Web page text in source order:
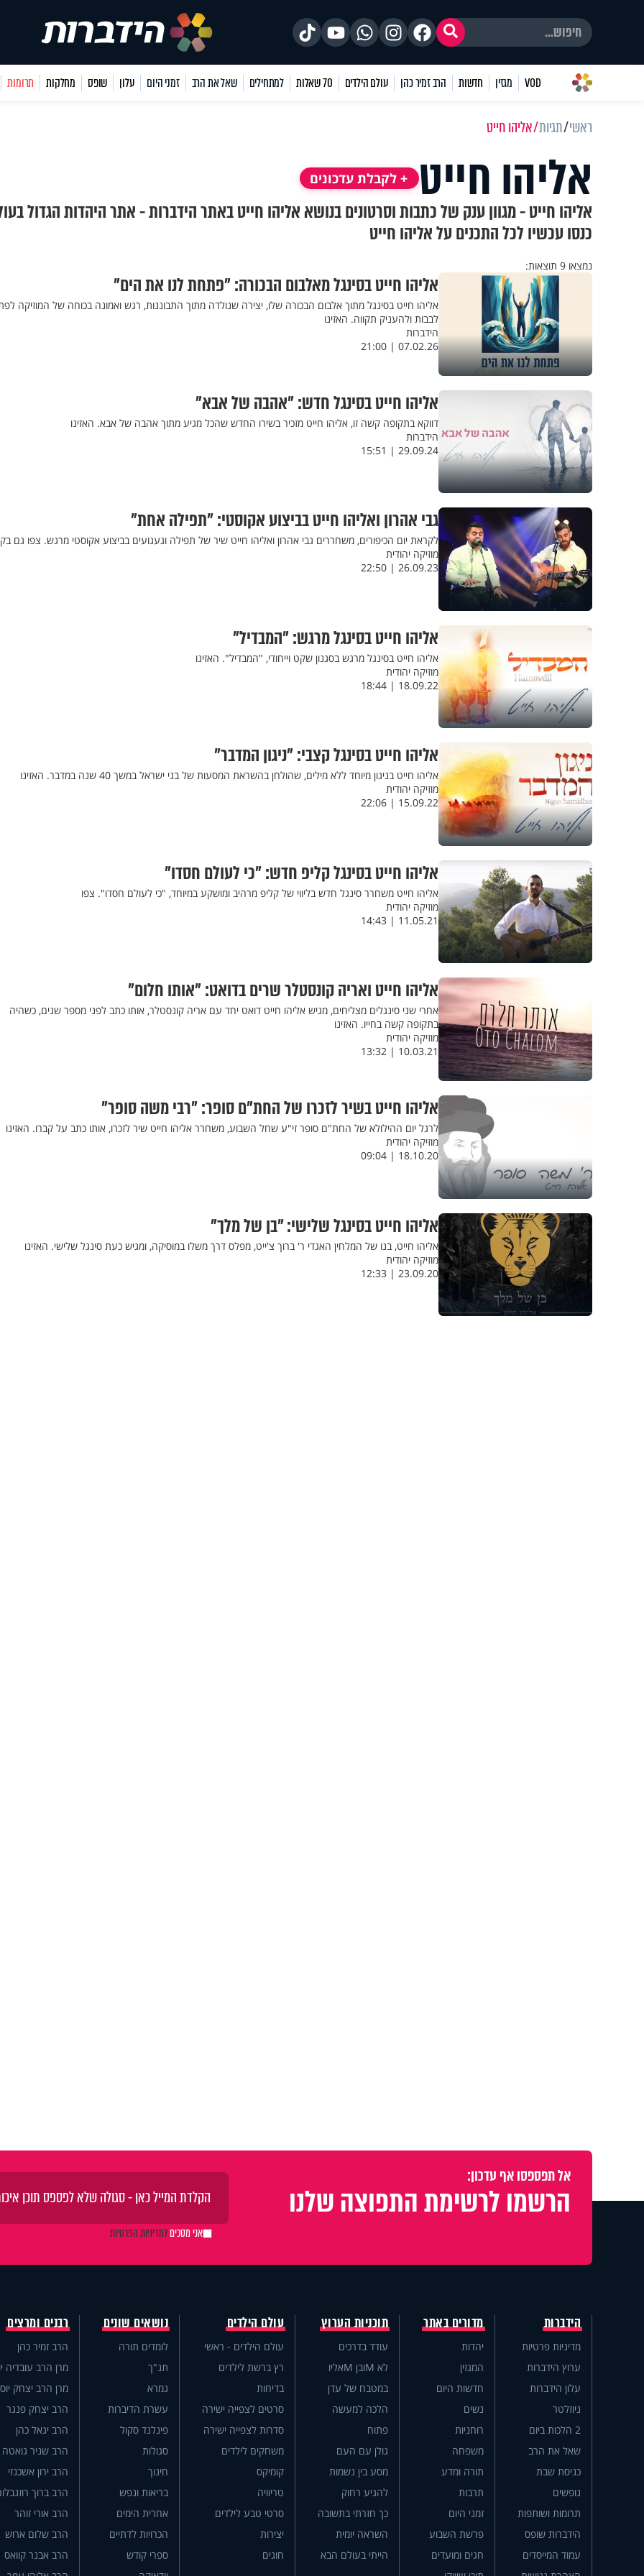
VOD מגזין חדשות הרב זמיר כהן עולם הילדים 70 שאלות למתחילים שאל את הרב זמני היום עלון שופס מחלקות תרומות
ראשי תגיות אליהו חייט
אליהו חייט + לקבלת עדכונים
אליהו חייט - מגוון ענק של כתבות וסרטונים בנושא אליהו חייט באתר הידברות - אתר היהדות הגדול
כנסו עכשיו לכל התכנים על אליהו חייט
נמצאו 9 תוצאות:
אליהו חייט בסינגל מאלבום הבכורה: "פתחת לנו את הים"
אליהו חייט בסינגל מתוך אלבום הבכורה שלו, יצירה שנולדה מתוך התבוננות, רגש ואמונה בכוחה של המוזיקה
לבבות ולהעניק תקווה. האזינו
הידברות
07.02.26 | 21:00
אליהו חייט בסינגל חדש: "אהבה של אבא"
דווקא בתקופה קשה זו, אליהו חייט מזכיר בשירו החדש שהכל מגיע מתוך אהבה של אבא. האזינו
הידברות
29.09.24 | 15:51
גבי אהרון ואליהו חייט בביצוע אקוסטי: "תפילה אחת"
לקראת יום הכיפורים, משחררים גבי אהרון ואליהו חייט שיר של תפילה וגעגועים בביצוע אקוסטי מרגש. צפו גם
מוזיקה יהודית
26.09.23 | 22:50
אליהו חייט בסינגל מרגש: "המבדיל"
אליהו חייט בסינגל מרגש בסגנון שקט וייחודי, "המבדיל". האזינו
מוזיקה יהודית
18.09.22 | 18:44
אליהו חייט בסינגל קצבי: "ניגון המדבר"
אליהו חייט בניגון מיוחד ללא מילים, שהולחן בהשראת המסעות של בני ישראל במשך 40 שנה במדבר. האזינו
מוזיקה יהודית
15.09.22 | 22:06
אליהו חייט בסינגל קליפ חדש: "כי לעולם חסדו"
אליהו חייט משחרר סינגל חדש בליווי של קליפ מרהיב ומושקע במיוחד, "כי לעולם חסדו". צפו
מוזיקה יהודית
11.05.21 | 14:43
אליהו חייט ואריה קונסטלר שרים בדואט: "אותו חלום"
אחרי שני סינגלים מצליחים, מגיש אליהו חייט דואט יחד עם אריה קונסטלר, אותו כתב לפני מספר שנים, כשהיה
בתקופה קשה בחייו. האזינו
מוזיקה יהודית
10.03.21 | 13:32
אליהו חייט בשיר לזכרו של החת"ם סופר: "רבי משה סופר"
לרגל יום ההילולא של החת"ם סופר זי"ע שחל השבוע, משחרר אליהו חייט שיר לזכרו, אותו כתב על קברו. האזינו
מוזיקה יהודית
18.10.20 | 09:04
אליהו חייט בסינגל שלישי: "בן של מלך"
אליהו חייט, בנו של המלחין האגדי ר' ברוך צ'ייט, מפלס דרך משלו במוסיקה, ומגיש כעת סינגל שלישי. האזינו
מוזיקה יהודית
23.09.20 | 12:33
אל תפספסו אף עדכון:
הרשמו לרשימת התפוצה שלנו
אני מסכיםלמדיניות הפרטיות
הידברות
מדיניות פרטיות
ערוץ הידברות
עלון הידברות
ניוזלטר
2 הלכות ביום
שאל את הרב
כניסת שבת
נופשים
תרומות ושותפות
הידברות שופס
עמוד המייסדים
מדורים באתר
יהדות
המגזין
חדשות היום
נשים
רוחניות
משפחה
תורה ומדע
תרבות
זמני היום
פרשת השבוע
חגים ומועדים
תוכניות הערוץ
עודד בדרכים
לא Mובן Mאליו
במטבח של עדן
הלכה למעשה
פתוח
גולן עם העם
מסע בין נשמות
להגיע רחוק
כך חזרתי בתשובה
השראה יומית
הייתי בעולם הבא
עולם הילדים
עולם הילדים - ראשי
רץ ברשת לילדים
בדיחות
סרטים לצפייה ישירה
סדרות לצפייה ישירה
משחקים לילדים
קומיקס
טריוויה
סרטי טבע לילדים
יצירות
חוגים
נושאים שונים
לומדים תורה
תנ"ך
גמרא
עשרת הדיברות
פינלנד סקול
סגולות
חינוך
בריאות ונפש
אחרית הימים
הכרויות לדתיים
ספרי קודש
רבנים ומרצים
הרב זמיר כהן
מרן הרב עובדיה
מרן הרב יצחק
הרב יצחק פנגר
הרב יגאל כהן
הרב שניר גואטה
הרב ירון אשכנזי
הרב ברוך
הרב אורי זוהר
הרב שלום ארוש
הרב אבנר קוואס